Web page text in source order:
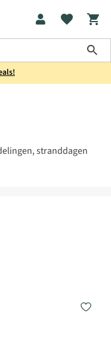
stranddagen